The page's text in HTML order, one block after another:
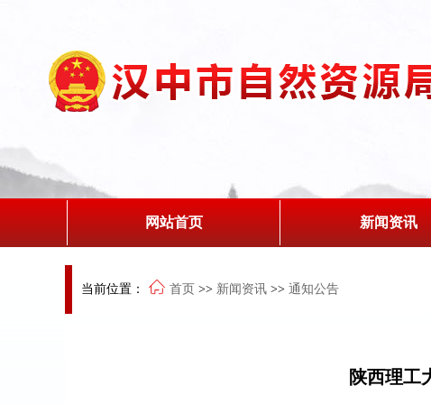
网站首页 新闻资讯
当前位置： 首页 >> 新闻资讯 >> 通知公告
陕西理工